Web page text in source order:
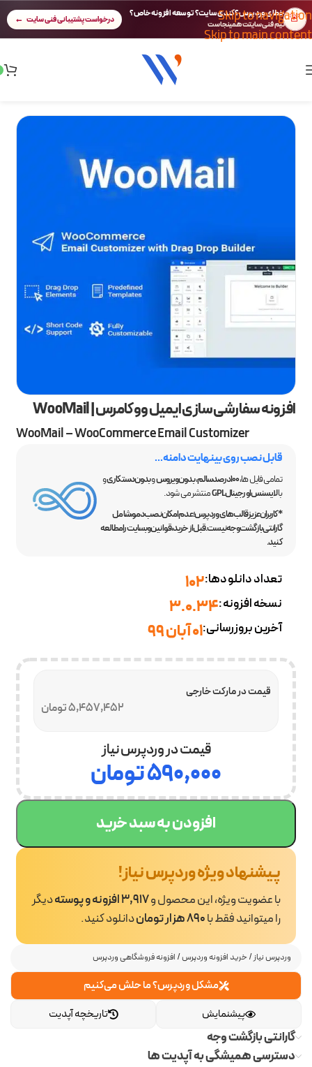
Skip to navigation
Skip to main content
🚨 خطای وردپرس؟ کندی سایت؟ توسعه افزونه خاص؟
تیم فنی سایتت همینجاست درخواست پشتیبانی فنی سایت
وردپرس نیاز/خرید افزونه وردپرس/ افزونه فروشگاهی وردپرس
مشکل وردپرس؟ ما حلش می‌کنیم
تاریخچه آپدیت
پیشنمایش
گارانتی بازگشت وجه
دسترسی همیشگی به آپدیت ها
افزونه سفارشی سازی ایمیل ووکامرس | WooMail
WooMail – WooCommerce Email Customizer
قابل نصب روی بینهایت دامنه...
تمامی فایل ها،100 درصد سالم ،بدون ویروسوبدون دستکاریو
بالایسنس اورجینال GPL
منتشر می شود.
*کاربران عزیز قالب‌های وردپرس؛ عدم امکان نصب دمو، شامل
گارانتی بازگشت وجه نیست. قبل از خرید، قوانین وبسایت را مطالعه
کنید.
تعداد دانلودها:102
نسخه افزونه:3.0.34
آخرین بروزرسانی:۰۱ آبان ۹۹
5,457,452 تومان
قیمت در مارکت خارجی
قیمت در وردپرس نیاز
۵۹۰,۰۰۰تومان
افزودن به سبد خرید
پیشنهاد ویژه وردپرس نیاز!
با عضویت ویژه، این محصول و3,917 افزونه و پوسته
دیگر
را میتوانید فقط با890 هزار تومان دانلود کنید.